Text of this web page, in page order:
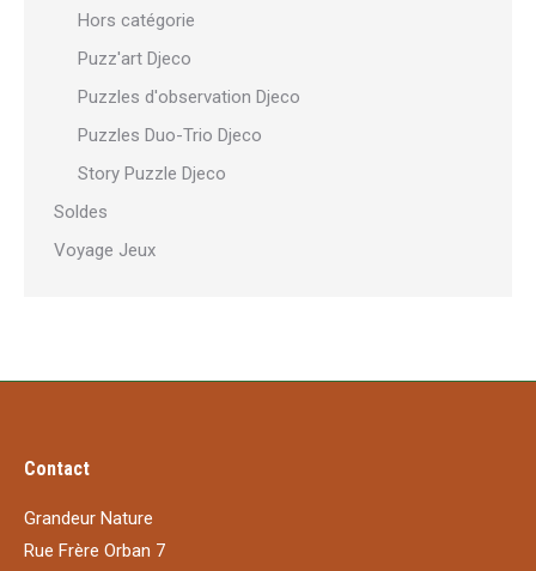
Hors catégorie
Puzz'art Djeco
Puzzles d'observation Djeco
Puzzles Duo-Trio Djeco
Story Puzzle Djeco
Soldes
Voyage Jeux
Contact
Grandeur Nature
Rue Frère Orban 7